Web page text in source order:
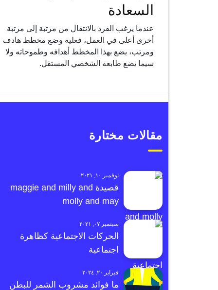
السعادة
عندما يرغب الفرد بالانتقال من مرتبة إلى مرتبة
أخرى أعلى في العمل، فعليه وضع مخطط هادف
ومرتب، يضع بهذا المخطط أهدافه وطموحاته ولا
سيما يضع طابعه الشخصي المستقل.
مقالات مختارة
نوفمبر ١٠, ٢٠٢١
قصيدة maggie and milly and
molly and may
سبتمبر ٠٧, ٢٠٢١
الحركات الاجتماعية كظاهرة
اجتماعية
فبراير ٢٠, ٢٠٢٤
ما فوائد مشروب الشمر للبطن